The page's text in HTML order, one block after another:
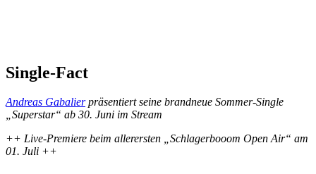
Single-Fact
Andreas Gabalier präsentiert seine brandneue Sommer-Single
„Superstar“ ab 30. Juni im Stream
++ Live-Premiere beim allerersten „Schlagerbooom Open Air“ am
01. Juli ++